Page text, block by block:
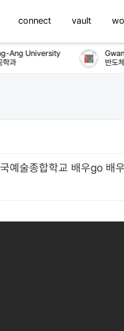
connect vault
University
과
반도체
예술종합학교 배우go 배